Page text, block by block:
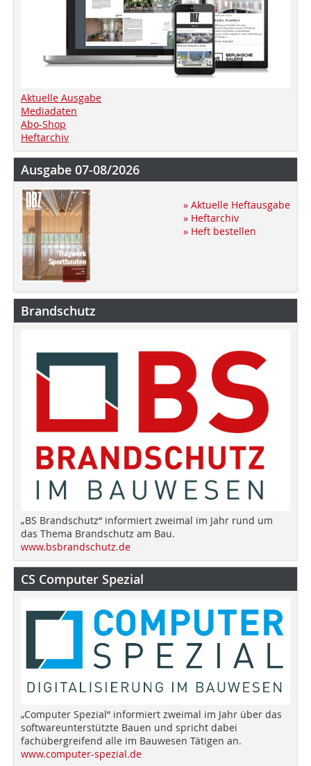
Aktuelle Ausgabe
Mediadaten
Abo-Shop
Heftarchiv
Ausgabe 07-08/2026
» Aktuelle Heftausgabe
» Heftarchiv
» Heft bestellen
Brandschutz
„BS Brandschutz“ informiert zweimal im Jahr rund um
das Thema Brandschutz am Bau.
www.bsbrandschutz.de
CS Computer Spezial
„Computer Spezial“ informiert zweimal im Jahr über das
softwareunterstützte Bauen und spricht dabei
fachübergreifend alle im Bauwesen Tätigen an.
www.computer-spezial.de